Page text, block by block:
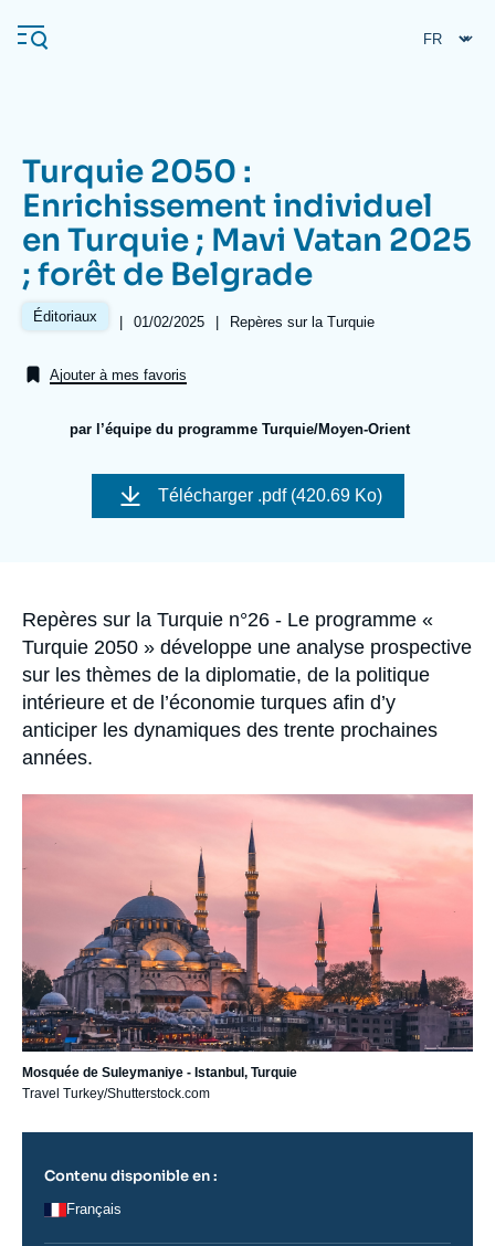
au
contenu
Navigation
principale
L'Ifri
Analyses
Se connecter
Turquie 2050 :
Enrichissement individuel
en Turquie ; Mavi Vatan 2025
; forêt de Belgrade
Éditoriaux |
Date
publication
01/02/2025 |
Référence
Repères sur la Turquie
Ajouter à mes favoris
par l’équipe du programme Turquie/Moyen-Orient
Image
couverture
Télécharger .pdf (420.69 Ko)
Accroche
Repères sur la Turquie n°26 - Le programme «
Turquie 2050 » développe une analyse prospective
sur les thèmes de la diplomatie, de la politique
intérieure et de l’économie turques afin d’y
anticiper les dynamiques des trente prochaines
années.
Image
Mosquée de Suleymaniye - Istanbul, Turquie
Travel Turkey/Shutterstock.com
Contenu disponible en :
Français